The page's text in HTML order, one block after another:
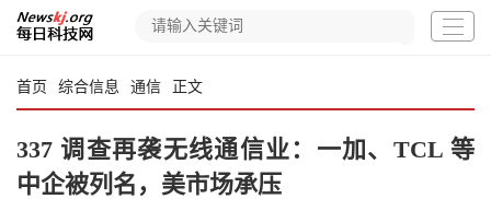
首页 综合信息 通信 正文
337 调查再袭无线通信业：一加、TCL 等
中企被列名，美市场承压